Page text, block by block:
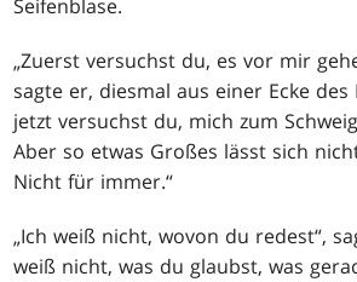
Seifenblase.
„Zuerst versuchst du, es vor mir
sagte er, diesmal aus einer Ecke des
jetzt versuchst du, mich zum
Aber so etwas Großes lässt sich
Nicht für immer.“
„Ich weiß nicht, wovon du redest“,
weiß nicht, was du glaubst, was